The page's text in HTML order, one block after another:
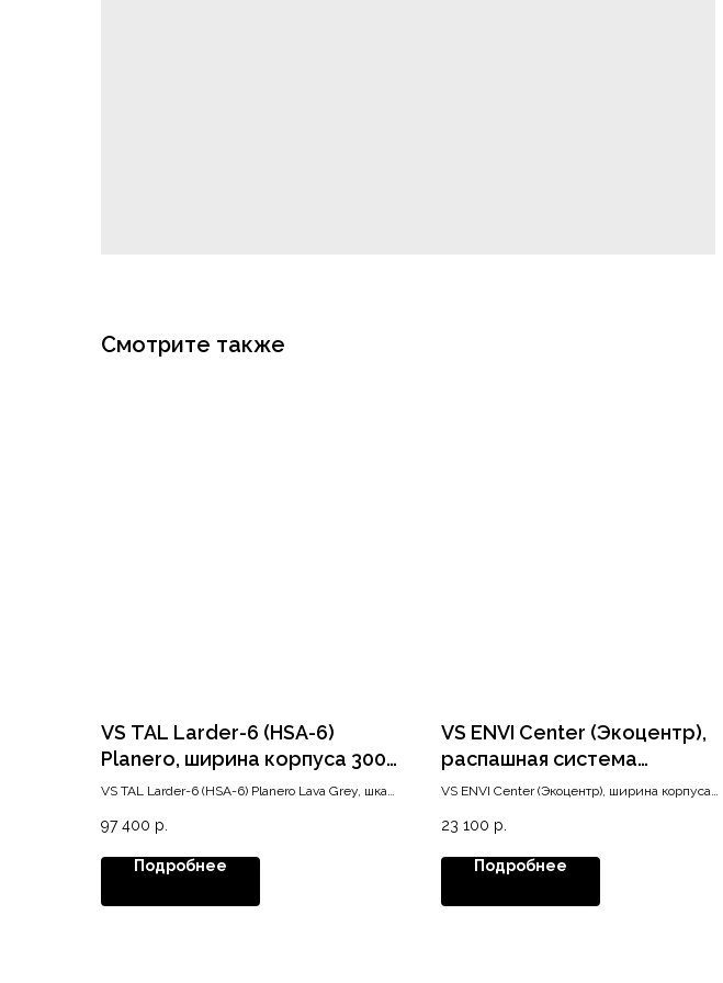
Смотрите также
VS TAL Larder-6 (HSA-6)
Planero, ширина корпуса 300
мм, высота 1900-2140, Lava
VS TAL Larder-6 (HSA-6) Planero Lava Grey, шкаф
97 400 р.
Подробнее
VS ENVI Center (Экоцентр),
распашная система
сортировки, ширина корпуса
серый
VS ENVI Center (Экоцентр), ширина корпуса
23 100 р.
Подробнее